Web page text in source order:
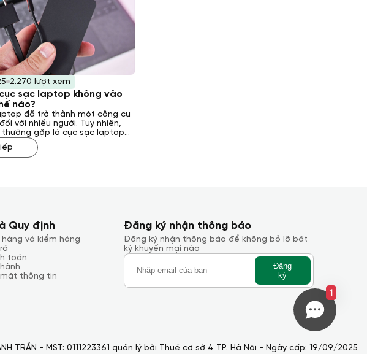
2.270 lượt xem
sạc laptop không vào
nào?
đã trở thành một công cụ
với nhiều người. Tuy nhiên,
gặp là cục sạc laptop
gây ra nhiều bất tiện và
việc. Vậy, cách sửa cục sạc
vào điện như thế nào? Laptop
Quy định
và kiểm hàng
toán
thông tin
Đăng ký nhận thông báo
Đăng ký nhận thông báo để không bỏ lỡ bất
kỳ khuyến mại nào
Đăng
ký
TRẦN - MST: 0111223361 quản lý bởi Thuế cơ sở 4 TP. Hà Nội - Ngày cấp: 19/09/2025
1